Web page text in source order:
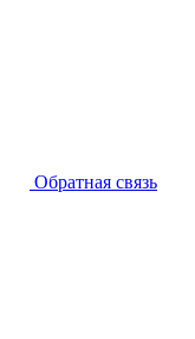
Обратная связь